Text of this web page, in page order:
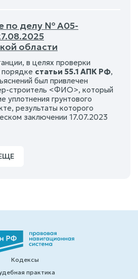
по делу № А05-
области
в целях проверки
статьи 55.1 АПК РФ,
был привлечен
строитель <ФИО>, который
уплотнения грунтового
результаты которого
заключении 17.07.2023
Кодексы
практика